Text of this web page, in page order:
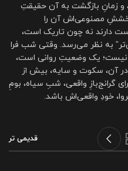
و زمانِ بازگشت به آن حقیقتِ
مصنوعی‌اش آن را
دارند نه چون تاریک است،
به نظر می‌رسد. وقتی شب فرا
نیست؛ یک وضعیتِ روانی است،
آن، سکوت و سایه، بیش از
گرانج‌بازِ واقعی، شبِ سیاه، بومِ
خودِ واقعی‌اش باشد.
قدیمی تر